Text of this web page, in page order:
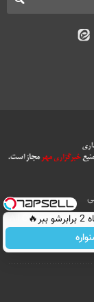
All Content by